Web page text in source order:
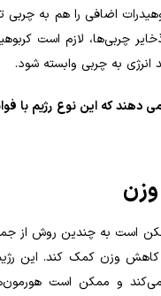
اضافی را هم به چربی
چربی‌ها، لازم است
انرژی به چربی وابسته شود.
دهند که این نوع رژیم با
است به چندین روش از
وزن کمک کند. این
و ممکن است